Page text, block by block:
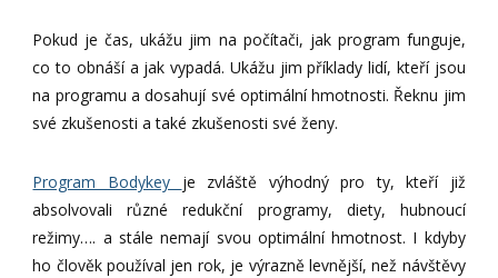
Pokud je čas, ukážu jim na počítači, jak program funguje,
co to obnáší a jak vypadá. Ukážu jim příklady lidí, kteří jsou
na programu a dosahují své optimální hmotnosti. Řeknu jim
své zkušenosti a také zkušenosti své ženy.
Program Bodykey je zvláště výhodný pro ty, kteří již
absolvovali různé redukční programy, diety, hubnoucí
režimy…. a stále nemají svou optimální hmotnost. I kdyby
ho člověk používal jen rok, je výrazně levnější, než návštěvy